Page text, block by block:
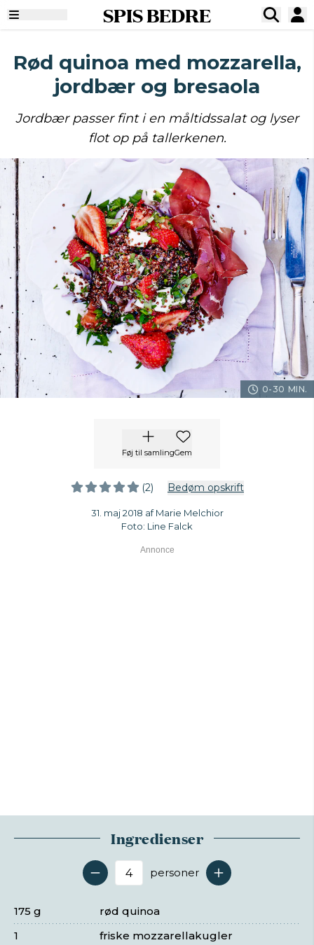
SPIS BEDRE
Rød quinoa med mozzarella,
jordbær og bresaola
Jordbær passer fint i en måltidssalat og lyser
flot op på tallerkenen.
0-30 MIN.
Føj til samlingGem
(2) Bedøm opskrift
31. maj 2018 af Marie Melchior
Foto: Line Falck
Ingredienser
Antal serveringer
personer
rød quinoa
175 g
friske mozzarellakugler
1